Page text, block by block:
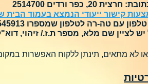
כפר ורדים 2514700
קישור ייעודי הנמצא בעמוד הבית
עם טה-רה לטלפון שמספרו 04-6545913 .
לציין שם מלא, מספר ת.ז./ זיהוי,
לא מתאים, תינתן ללקוח האפשרות